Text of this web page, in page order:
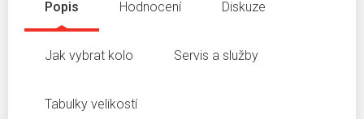
Popis Hodnocení Diskuze
Jak vybrat kolo Servis a služby
Tabulky velikostí